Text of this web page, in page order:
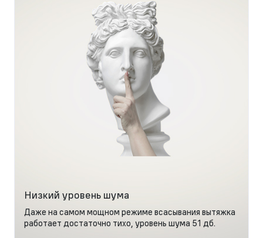
Низкий уровень шума
Даже на самом мощном режиме всасывания вытяжка
работает достаточно тихо, уровень шума 51 дб.